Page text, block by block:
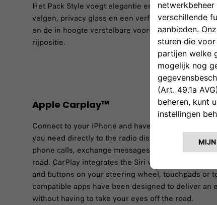
Het Pack Style voegt elegantie en praktisch
velgen, privacy glass en een verfijnd exterieur en
en de in hoogte verstelbare voorstoelen zorgen
rijpositie.
Apple Carplay™
Connect to your iPhone and have fun while driving.
you need directly to the radio display. You can get
phone calls, exchange messages and listen to
road. CarPlay integrates the Siri voice assistant,
and buttons on your steering wheel, touchpads or
compatible apps have been designed to deliver an
without having to take your eyes off the road.